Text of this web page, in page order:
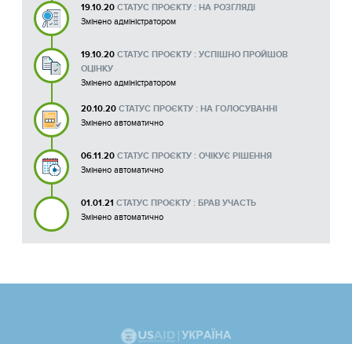
19.10.20 СТАТУС ПРОЄКТУ : НА РОЗГЛЯДІ
Змінено адміністратором
19.10.20 СТАТУС ПРОЄКТУ : УСПІШНО ПРОЙШОВ
ОЦІНКУ
Змінено адміністратором
20.10.20 СТАТУС ПРОЄКТУ : НА ГОЛОСУВАННІ
Змінено автоматично
06.11.20 СТАТУС ПРОЄКТУ : ОЧІКУЄ РІШЕННЯ
Змінено автоматично
01.01.21 СТАТУС ПРОЄКТУ : БРАВ УЧАСТЬ
Змінено автоматично